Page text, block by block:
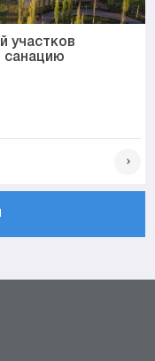
участков
санацию